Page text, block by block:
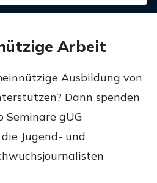
Arbeit
Ausbildung von
Dann spenden
Seminare gUG
Jugend- und